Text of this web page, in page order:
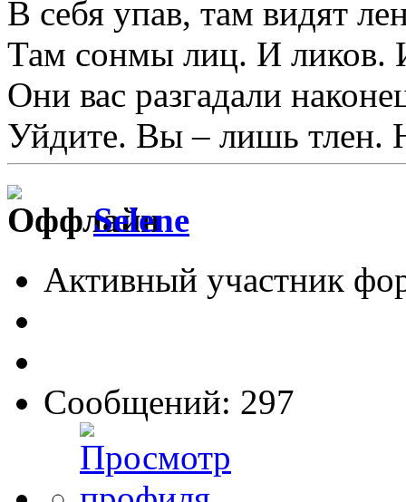
В себя упав, там видят
Там сонмы лиц. И ликов.
Они вас разгадали
Уйдите. Вы – лишь тлен.
Selene
Активный участник
Сообщений: 297